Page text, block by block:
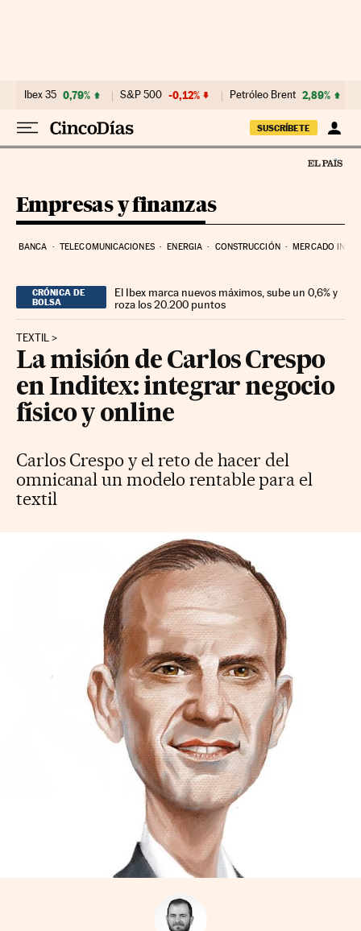
Ibex 35 0,79% S&P 500 -0,12% Petróleo Brent 2,89%
SUSCRÍBETE
Empresas y finanzas
BANCA TELECOMUNICACIONES ENERGIA CONSTRUCCIÓN MERCADO
CRÓNICA DE
BOLSA
El Ibex marca nuevos máximos, sube un 0,6% y
roza los 20.200 puntos
TEXTIL
La misión de Carlos Crespo
en Inditex: integrar negocio
físico y online
Carlos Crespo y el reto de hacer del
omnicanal un modelo rentable para el
textil